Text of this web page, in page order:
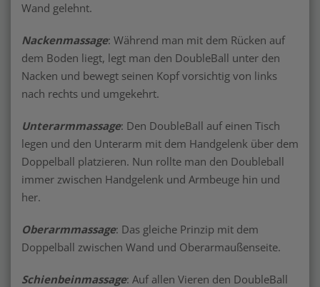
Wand gelehnt.
Nackenmassage: Während man mit dem Rücken auf
dem Boden liegt, legt man den DoubleBall unter den
Nacken und bewegt seinen Kopf vorsichtig von links
nach rechts und umgekehrt.
Unterarmmassage: Den DoubleBall auf einen Tisch
legen und den Unterarm mit dem Handgelenk über dem
Doppelball platzieren. Nun rollte man den Doubleball
immer zwischen Handgelenk und Armbeuge hin und
her.
Oberarmmassage: Das gleiche Prinzip mit dem
Doppelball zwischen Wand und Oberarmaußenseite.
Schienbeinmassage: Auf allen Vieren den DoubleBall